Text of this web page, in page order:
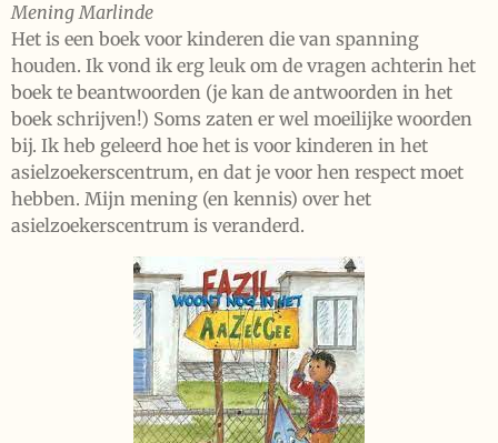
Mening Marlinde
Het is een boek voor kinderen die van spanning
houden. Ik vond ik erg leuk om de vragen achterin het
boek te beantwoorden (je kan de antwoorden in het
boek schrijven!) Soms zaten er wel moeilijke woorden
bij. Ik heb geleerd hoe het is voor kinderen in het
asielzoekerscentrum, en dat je voor hen respect moet
hebben. Mijn mening (en kennis) over het
asielzoekerscentrum is veranderd.